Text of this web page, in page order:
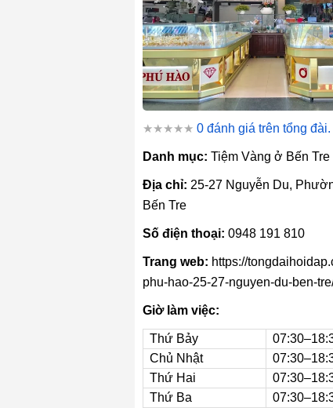
★★★★★ 0 đánh giá trên tổng đài.
Danh mục: Tiệm Vàng ở Bến Tre
Địa chỉ: 25-27 Nguyễn Du,
Bến Tre
Số điện thoại: 0948 191 810
Trang web: https://
phu-hao-25-27-nguyen-du-ben-
Giờ làm việc:
Thứ Bảy
Chủ Nhật
Thứ Hai
Thứ Ba